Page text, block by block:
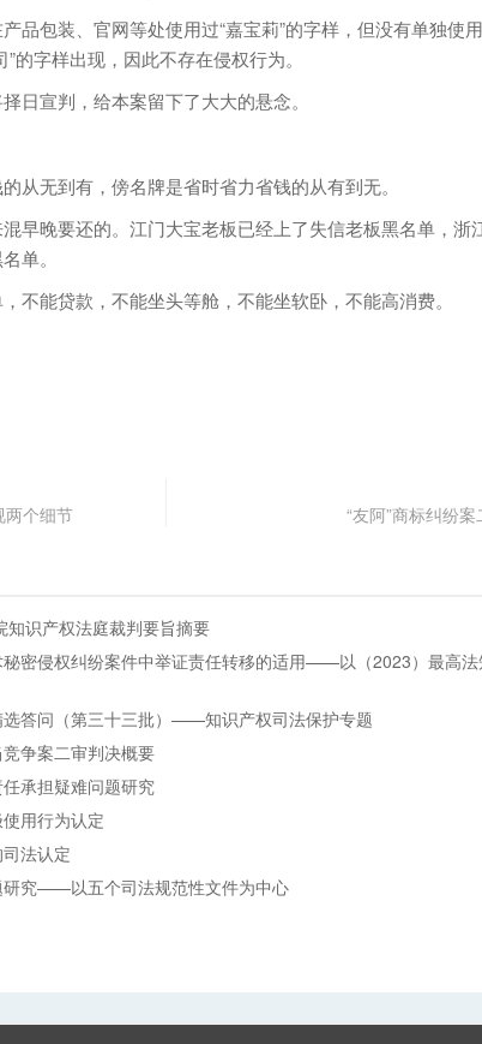
包装、官网等处使用过“嘉宝莉”的字样，但没有单独使
的字样出现，因此不存在侵权行为。
宣判，给本案留下了大大的悬念。
无到有，傍名牌是省时省力省钱的从有到无。
晚要还的。江门大宝老板已经上了失信老板黑名单，浙
单。
能贷款，不能坐头等舱，不能坐软卧，不能高消费。
两个细节
“友阿”商标纠纷
识产权法庭裁判要旨摘要
密侵权纠纷案件中举证责任转移的适用——以（2023）最高法
选答问（第三十三批）——知识产权司法保护专题
争案二审判决概要
承担疑难问题研究
用行为认定
法认定
研究——以五个司法规范性文件为中心